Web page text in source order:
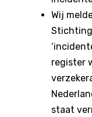
Wij
Stichting
register
staat